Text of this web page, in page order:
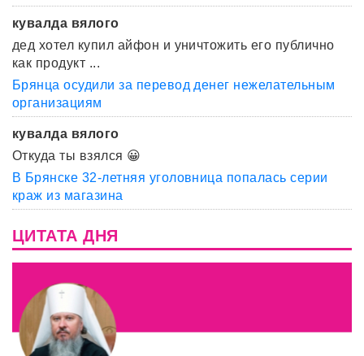
кувалда вялого
дед хотел купил айфон и уничтожить его публично
как продукт ...
Брянца осудили за перевод денег нежелательным
организациям
кувалда вялого
Откуда ты взялся 😀
В Брянске 32-летняя уголовница попалась серии
краж из магазина
ЦИТАТА ДНЯ